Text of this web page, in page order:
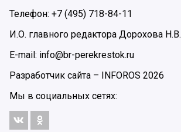
Телефон: +7 (495) 718-84-11
И.О. главного редактора Дорохова Н.В.
E-mail: info@br-perekrestok.ru
Разработчик сайта –
INFOROS 2026
Мы в социальных сетях: